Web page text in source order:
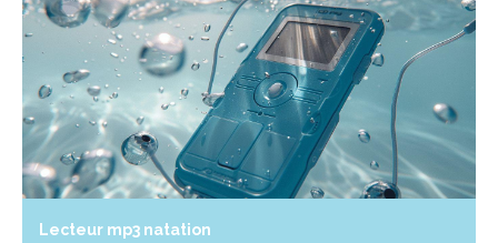
Lecteur mp3 natation